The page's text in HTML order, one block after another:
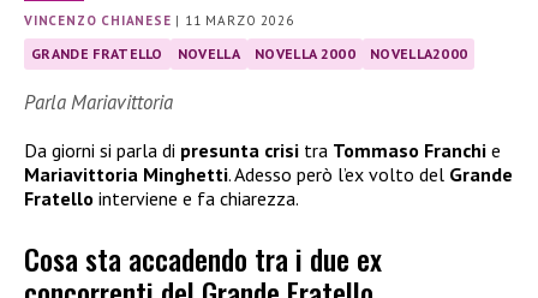
VINCENZO CHIANESE | 11 MARZO 2026
GRANDE FRATELLO NOVELLA NOVELLA 2000 NOVELLA2000
Parla Mariavittoria
Da giorni si parla di presunta crisi tra Tommaso Franchi e
Mariavittoria Minghetti. Adesso però l’ex volto del Grande
Fratello interviene e fa chiarezza.
Cosa sta accadendo tra i due ex